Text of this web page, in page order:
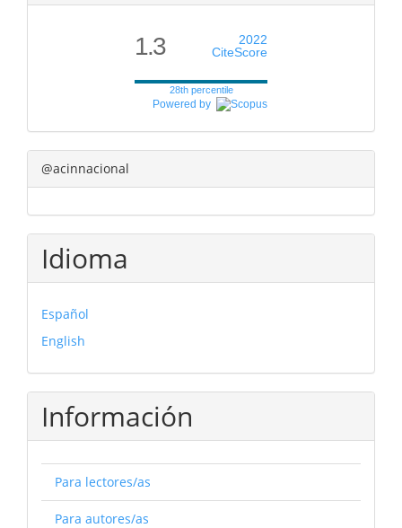
1.3
2022
CiteScore
28th percentile
Powered by
@acinnacional
Idioma
Español
English
Información
Para lectores/as
Para autores/as